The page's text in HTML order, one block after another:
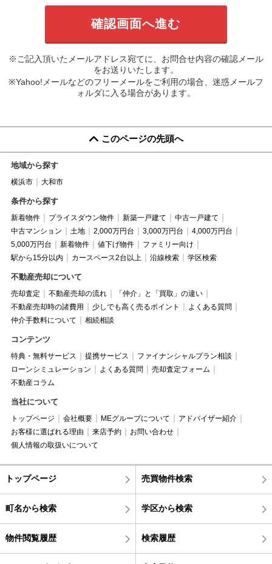
※ご記入頂いたメールアドレス宛てに、お問合せ内容の確認メール
をお送りいたします。
※Yahoo!メールなどのフリーメールをご利用の場合、迷惑メールフ
ォルダに入る場合があります。
このページの先頭へ
地域から探す
横浜市 大和市
条件から探す
新着物件 プライスダウン物件 新築一戸建て
中古一戸建て
中古マンション
土地 2,000万円台 3,000万円台
4,000万円台
5,000万円台
新着物件 値下げ物件
ファミリー向け
駅から15分以内
カースペース2台以上 沿線検索 学区検索
不動産売却について
売却査定 不動産売却の流れ
「仲介」と「買取」の違い
不動産売却時の諸費用
少しでも高く売るポイント
よくある質問
仲介手数料について
相続相談
コンテンツ
特典・無料サービス 提携サービス
ファイナンシャルプラン相談
ローンシミュレーション
よくある質問
売却査定フォーム
不動産コラム
当社について
トップページ 会社概要 MEグループについて
アドバイザー紹介
お客様に選ばれる理由
来店予約
お問い合わせ
個人情報の取扱いについて
トップページ 売買物件検索
町名から検索 学区から検索
物件閲覧履歴 検索履歴